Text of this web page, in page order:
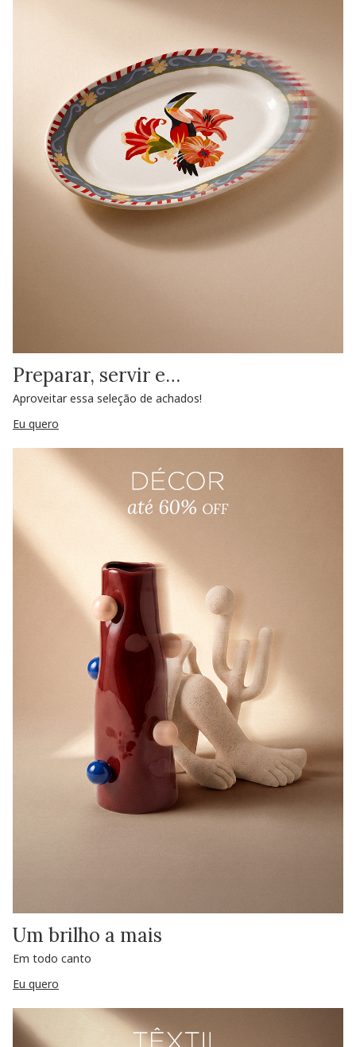
Preparar, servir e…
Aproveitar essa seleção de achados!
Eu quero
Um brilho a mais
Em todo canto
Eu quero